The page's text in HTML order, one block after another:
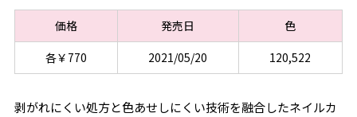
価格 発売日
色
各￥770
2021/05/20 120,522
剥がれにくい処方と色あせしにくい技術を融合したネイルカ